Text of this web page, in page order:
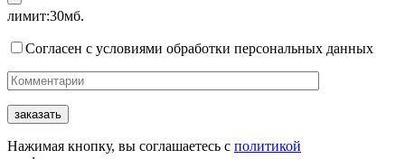
лимит:30мб.
Согласен с условиями обработки персональных данных
Нажимая кнопку, вы соглашаетесь с политикой